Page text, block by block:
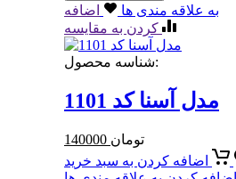
به علاقه مندی ها
اضافه
کردن به مقایسه
شناسه محصول:
مدل آسنا کد 1101
140000 تومان
اضافه کردن به سبد خرید